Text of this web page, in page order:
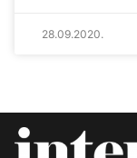
28.09.2020.